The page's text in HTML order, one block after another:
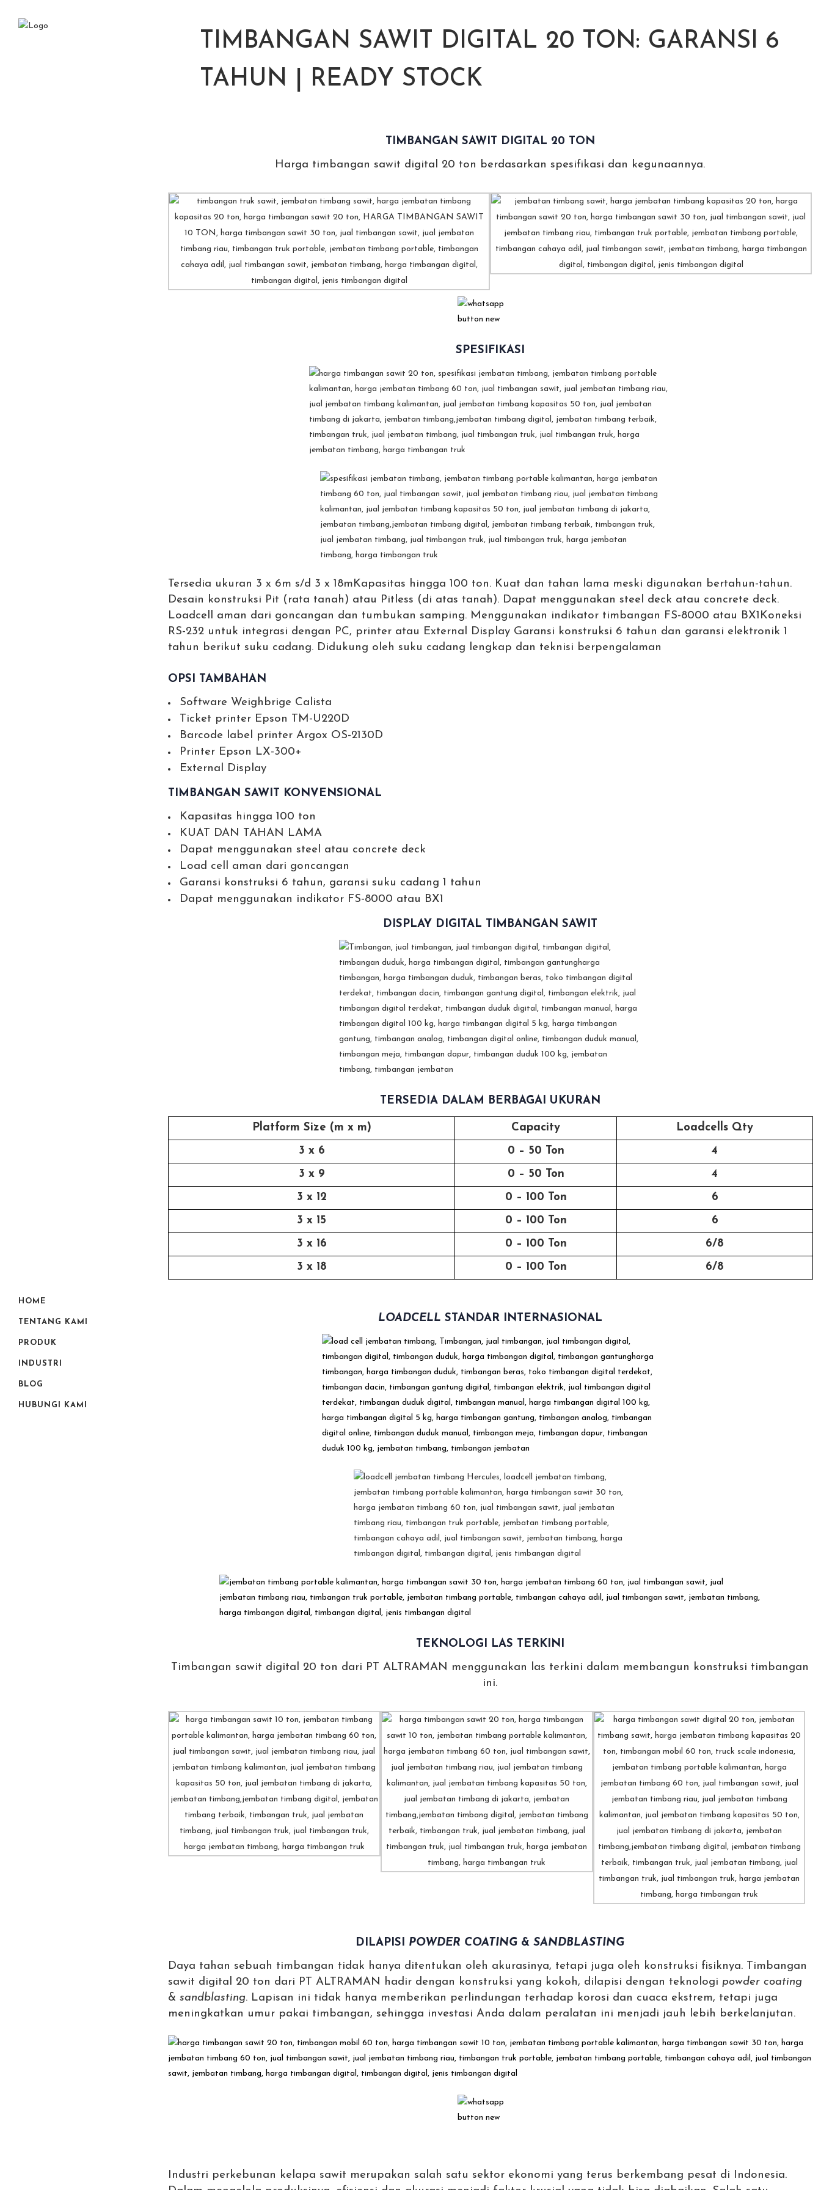
HOME
TENTANG KAMI
PRODUK
INDUSTRI
BLOG
HUBUNGI KAMI
TIMBANGAN SAWIT DIGITAL 20 TON: GARANSI 6
TAHUN | READY STOCK
TIMBANGAN SAWIT DIGITAL 20 TON
Harga timbangan sawit digital 20 ton berdasarkan spesifikasi dan kegunaannya.
SPESIFIKASI
Tersedia ukuran 3 x 6m s/d 3 x 18mKapasitas hingga 100 ton. Kuat dan tahan lama meski digunakan bertahun-tahun.
Desain konstruksi Pit (rata tanah) atau Pitless (di atas tanah). Dapat menggunakan steel deck atau concrete deck.
Loadcell aman dari goncangan dan tumbukan samping. Menggunakan indikator timbangan FS-8000 atau BX1 Koneksi
RS-232 untuk integrasi dengan PC, printer atau External Display Garansi konstruksi 6 tahun dan garansi elektronik 1
tahun berikut suku cadang. Didukung oleh suku cadang lengkap dan teknisi berpengalaman
OPSI TAMBAHAN
Software Weighbrige Calista
Ticket printer Epson TM-U220D
Barcode label printer Argox OS-2130D
Printer Epson LX-300+
External Display
TIMBANGAN SAWIT KONVENSIONAL
Kapasitas hingga 100 ton
KUAT DAN TAHAN LAMA
Dapat menggunakan steel atau concrete deck
Load cell aman dari goncangan
Garansi konstruksi 6 tahun, garansi suku cadang 1 tahun
Dapat menggunakan indikator FS-8000 atau BX1
DISPLAY DIGITAL TIMBANGAN SAWIT
TERSEDIA DALAM BERBAGAI UKURAN
Platform Size (m x m) Capacity
Loadcells Qty
3 x 6
0 – 50 Ton
4
3 x 9
0 – 50 Ton
4
3 x 12
0 – 100 Ton
6
3 x 15
0 – 100 Ton
6
3 x 16
0 – 100 Ton
6/8
3 x 18
0 – 100 Ton 6/8
LOADCELL STANDAR INTERNASIONAL
TEKNOLOGI LAS TERKINI
Timbangan sawit digital 20 ton dari PT ALTRAMAN menggunakan las terkini dalam membangun konstruksi timbangan
ini.
DILAPISI POWDER COATING & SANDBLASTING
Daya tahan sebuah timbangan tidak hanya ditentukan oleh akurasinya, tetapi juga oleh konstruksi fisiknya. Timbangan
sawit digital 20 ton dari PT ALTRAMAN hadir dengan konstruksi yang kokoh, dilapisi dengan teknologi powder coating
& sandblasting. Lapisan ini tidak hanya memberikan perlindungan terhadap korosi dan cuaca ekstrem, tetapi juga
meningkatkan umur pakai timbangan, sehingga investasi Anda dalam peralatan ini menjadi jauh lebih berkelanjutan.
Industri perkebunan kelapa sawit merupakan salah satu sektor ekonomi yang terus berkembang pesat di Indonesia.